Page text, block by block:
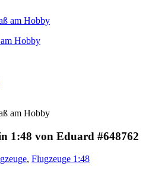
Hobby
1:48 von Eduard #648762
, Flugzeuge 1:48